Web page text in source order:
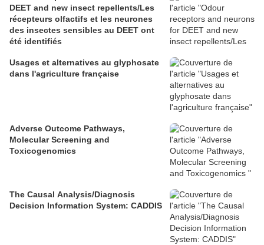
DEET and new insect repellents/Les
récepteurs olfactifs et les neurones
des insectes sensibles au DEET ont
été identifiés
Usages et alternatives au glyphosate
dans l'agriculture française
Adverse Outcome Pathways,
Molecular Screening and
Toxicogenomics
The Causal Analysis/Diagnosis
Decision Information System: CADDIS